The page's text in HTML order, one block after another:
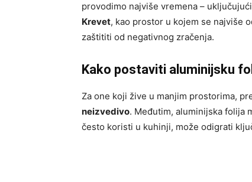
provodimo najviše vremena –
Krevet, kao prostor u kojem se najviše
zaštititi od negativnog zračenja.
Kako postaviti aluminijsku
Za one koji žive u manjim prostorima,
neizvedivo. Međutim, aluminijska folija
često koristi u kuhinji, može odigrati